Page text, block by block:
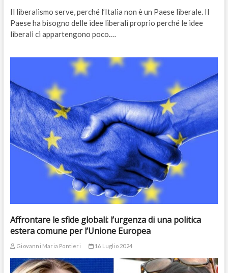
Il liberalismo serve, perché l’Italia non è un Paese liberale. Il
Paese ha bisogno delle idee liberali proprio perché le idee
liberali ci appartengono poco.…
Affrontare le sfide globali: l’urgenza di una politica
estera comune per l’Unione Europea
Giovanni Maria Pontieri 16 Luglio 2024